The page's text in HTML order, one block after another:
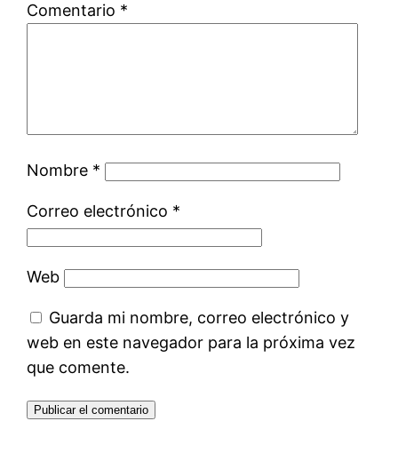
Comentario *
Nombre *
Correo electrónico *
Web
Guarda mi nombre, correo electrónico y
web en este navegador para la próxima vez
que comente.